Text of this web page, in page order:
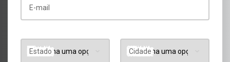
E-mail
Estado Cidade